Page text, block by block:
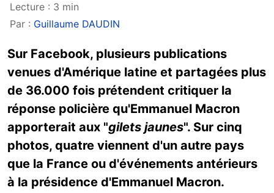
Lecture : 3 min
Par : Guillaume DAUDIN
Sur Facebook, plusieurs publications
venues d'Amérique latine et partagées plus
de 36.000 fois prétendent critiquer la
réponse policière qu'Emmanuel Macron
apporterait aux "gilets jaunes". Sur cinq
photos, quatre viennent d'un autre pays
que la France ou d'événements antérieurs
à la présidence d'Emmanuel Macron.